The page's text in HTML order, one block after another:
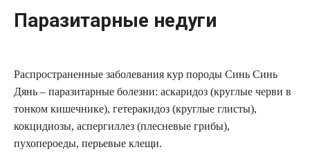
Паразитарные недуги
Распространенные заболевания кур породы Синь Синь
Дянь – паразитарные болезни: аскаридоз (круглые черви в
тонком кишечнике), гетеракидоз (круглые глисты),
кокцидиозы, аспергиллез (плесневые грибы),
пухопероеды, перьевые клещи.